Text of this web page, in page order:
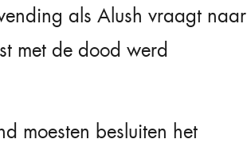
als Alush vraagt ​​naar
met de dood werd
moesten besluiten het